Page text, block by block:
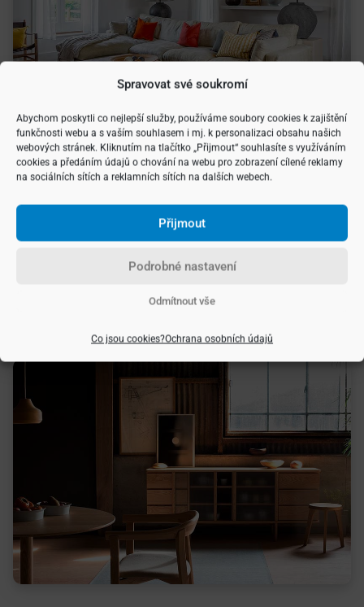
Spravovat své soukromí
Abychom poskytli co nejlepší služby, používáme soubory cookies k zajištění
funkčnosti webu a s vaším souhlasem i mj. k personalizaci obsahu našich
webových stránek. Kliknutím na tlačítko „Přijmout“ souhlasíte s využíváním
cookies a předáním údajů o chování na webu pro zobrazení cílené reklamy
na sociálních sítích a reklamních sítích na dalších webech.
Přijmout
Odmítnout vše
Podrobné nastavení
Co jsou cookies?Ochrana osobních údajů
Japandi
Kombinace japonského designu a skandinávského
minimalismu? To je styl Japandi, typický elegantními
zastřešují odkazy k japonské kultuře, tradiční doplňky
a výrazné akcenty v černé barvě. Cílem je z vytvořit
a zklidnění smyslů.